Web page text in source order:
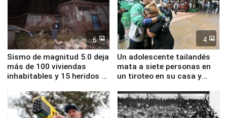
6
Sismo de magnitud 5.0 deja
más de 100 viviendas
inhabitables y 15 heridos en
4
Un adolescente tailandés
mata a siete personas en
un tiroteo en su casa y